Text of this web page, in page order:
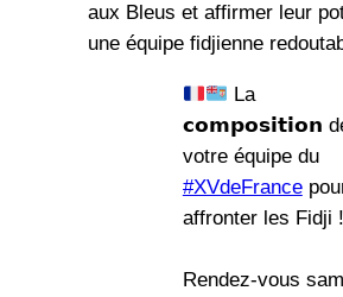
aux Bleus et affirmer leur
une équipe fidjienne
La
𝗰𝗼𝗺𝗽𝗼𝘀𝗶𝘁𝗶𝗼𝗻
votre équipe du
#XVdeFrance
affronter les Fidji !
Rendez-vous